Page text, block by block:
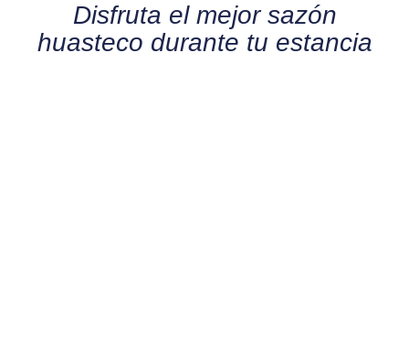
Disfruta el mejor sazón
huasteco durante tu estancia